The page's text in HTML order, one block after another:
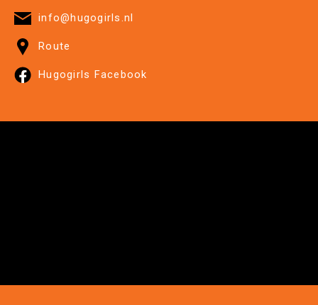
info@hugogirls.nl
Route
Hugogirls Facebook